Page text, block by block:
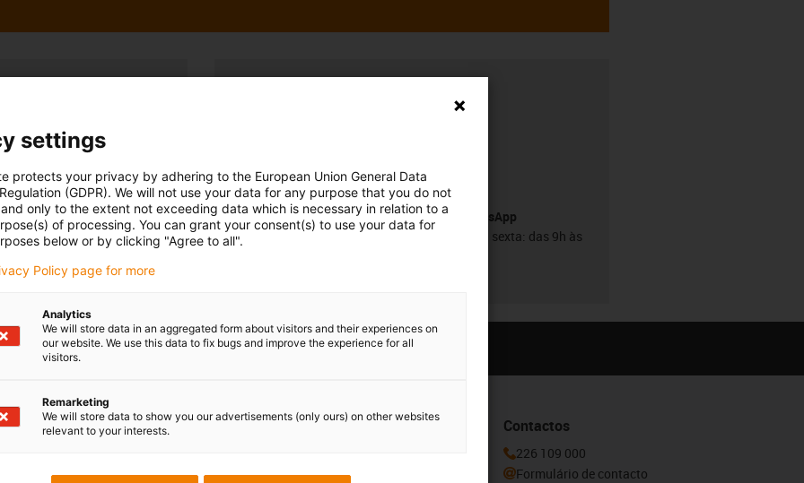
as
phone
911 928 534*
email
Online
Serviço de chat
Segunda - Sexta-feira:
Serviço WhatsApp
De segunda a sexta: das 9h às
Críticas e elogios
Newsletter
subscreva a newsletter da igus® aqui.
Contactos
226 109 000
Formulário de contacto
settings
protects your privacy by adhering to the European Union General Data
(GDPR). We will not use your data for any purpose that you do not
only to the extent not exceeding data which is necessary in relation to a
of processing. You can grant your consent(s) to use your data for
below or by clicking "Agree to all".
Policy page for more
Analytics
We will store data in an aggregated form about visitors and their experiences on
our website. We use this data to fix bugs and improve the experience for all
visitors.
Remarketing
We will store data to show you our advertisements (only ours) on other websites
relevant to your interests.